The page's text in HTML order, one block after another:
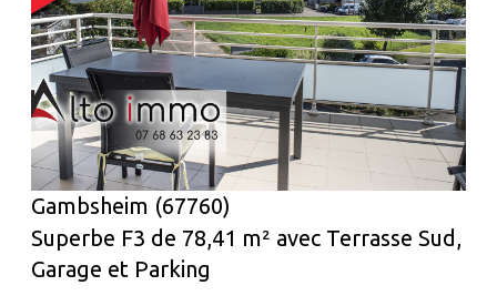
voir le bien
Gambsheim (67760)
Superbe F3 de 78,41 m² avec Terrasse Sud,
Garage et Parking